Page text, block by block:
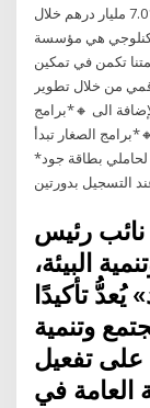
لمعرض “آيدكس” عن توقيع صفقات بقيمة تجاوزت 7.019 مليار درهم خلال
هي مؤسسة
تم تأسييسها في عام 2015. مهمتنا تكمن في تمكين
من خلال تطوير
الى 🔸*برامج
للكورس* 🔸*برامج الصغار تبدأ
🔸*خصم ١٥ بالمئة لحاملي بطاقة جود*
نائب رئيس
البيئة،
تأكيدًا
وتنمية
على تفعيل
العامة في